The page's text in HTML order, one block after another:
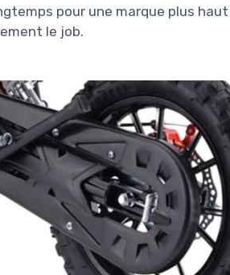
pour une marque plus
le job.